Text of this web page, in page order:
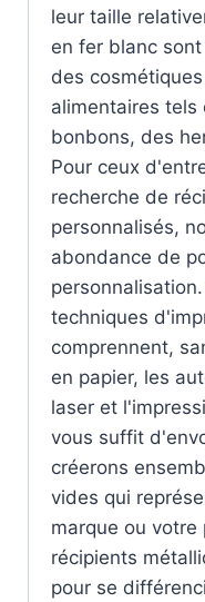
leur taille
en fer blanc
des
alimentaires tels
bonbons, des
Pour ceux
recherche de
personnalisés,
abondance de
techniques
comprennent,
en papier, les
laser et
vous suffit
créerons
vides qui
marque ou
récipients
pour se